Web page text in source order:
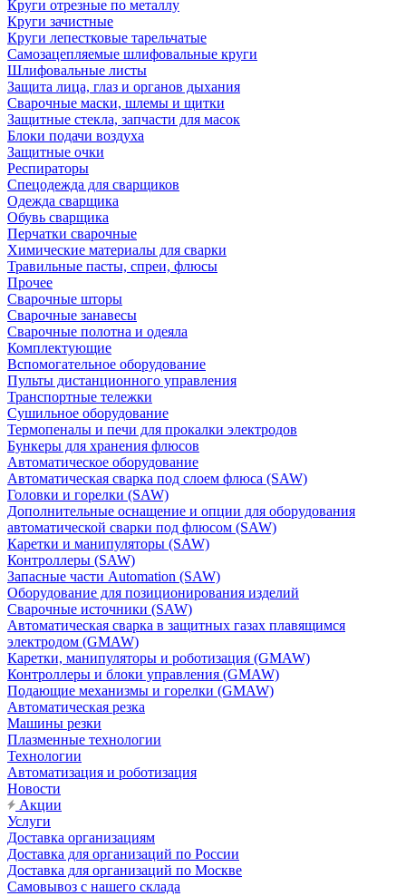
Круги отрезные по металлу
Круги зачистные
Круги лепестковые тарельчатые
Самозацепляемые шлифовальные круги
Шлифовальные листы
Защита лица, глаз и органов дыхания
Сварочные маски, шлемы и щитки
Защитные стекла, запчасти для масок
Блоки подачи воздуха
Защитные очки
Респираторы
Спецодежда для сварщиков
Одежда сварщика
Обувь сварщика
Перчатки сварочные
Химические материалы для сварки
Травильные пасты, спреи, флюсы
Прочее
Сварочные шторы
Сварочные занавесы
Сварочные полотна и одеяла
Комплектующие
Вспомогательное оборудование
Пульты дистанционного управления
Транспортные тележки
Сушильное оборудование
Термопеналы и печи для прокалки электродов
Бункеры для хранения флюсов
Автоматическое оборудование
Автоматическая сварка под слоем флюса (SAW)
Головки и горелки (SAW)
Дополнительные оснащение и опции для оборудования
автоматической сварки под флюсом (SAW)
Каретки и манипуляторы (SAW)
Контроллеры (SAW)
Запасные части Automation (SAW)
Оборудование для позиционирования изделий
Сварочные источники (SAW)
Автоматическая сварка в защитных газах плавящимся
электродом (GMAW)
Каретки, манипуляторы и роботизация (GMAW)
Контроллеры и блоки управления (GMAW)
Подающие механизмы и горелки (GMAW)
Автоматическая резка
Машины резки
Плазменные технологии
Технологии
Автоматизация и роботизация
Новости
Акции
Услуги
Доставка организациям
Доставка для организаций по России
Доставка для организаций по Москве
Самовывоз с нашего склада